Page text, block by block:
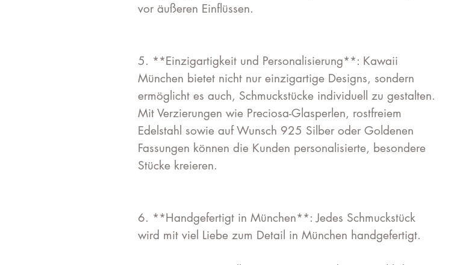
vor äußeren Einflüssen.
5. **Einzigartigkeit und Personalisierung**: Kawaii
München bietet nicht nur einzigartige Designs, sondern
ermöglicht es auch, Schmuckstücke individuell zu gestalten.
Mit Verzierungen wie Preciosa-Glasperlen, rostfreiem
Edelstahl sowie auf Wunsch 925 Silber oder Goldenen
Fassungen können die Kunden personalisierte, besondere
Stücke kreieren.
6. **Handgefertigt in München**: Jedes Schmuckstück
wird mit viel Liebe zum Detail in München handgefertigt.